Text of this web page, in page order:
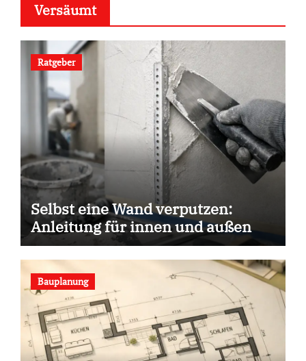
Versäumt
Ratgeber
Selbst eine Wand verputzen:
Anleitung für innen und außen
Bauplanung